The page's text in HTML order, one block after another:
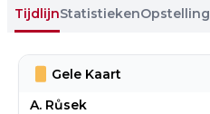
TijdlijnStatistiekenOpstelling
Gele Kaart
A. Růsek